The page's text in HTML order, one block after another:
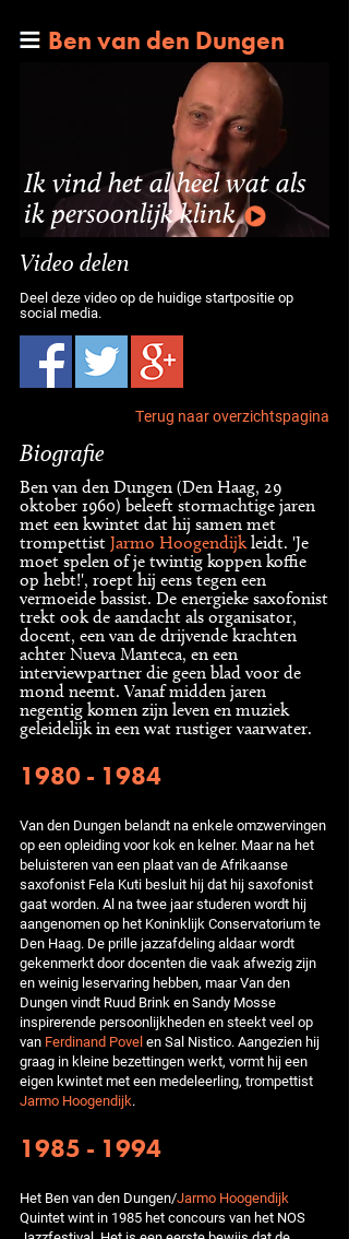
Ben van den Dungen
Ik vind het al heel wat als
ik persoonlijk klink
Video delen
Deel deze video op de huidige startpositie op
social media.
Terug naar overzichtspagina
Biografie
Ben van den Dungen (Den Haag, 29
oktober 1960) beleeft stormachtige jaren
met een kwintet dat hij samen met
trompettist Jarmo Hoogendijkleidt. 'Je
moet spelen of je twintig koppen koffie
op hebt!', roept hij eens tegen een
vermoeide bassist. De energieke saxofonist
trekt ook de aandacht als organisator,
docent, een van de drijvende krachten
achter Nueva Manteca, en een
interviewpartner die geen blad voor de
mond neemt. Vanaf midden jaren
negentig komen zijn leven en muziek
geleidelijk in een wat rustiger vaarwater.
1980 - 1984
Van den Dungen belandt na enkele omzwervingen
op een opleiding voor kok en kelner. Maar na het
beluisteren van een plaat van de Afrikaanse
saxofonist Fela Kuti besluit hij dat hij saxofonist
gaat worden. Al na twee jaar studeren wordt hij
aangenomen op het Koninklijk Conservatorium te
Den Haag. De prille jazzafdeling aldaar wordt
gekenmerkt door docenten die vaak afwezig zijn
en weinig leservaring hebben, maar Van den
Dungen vindt Ruud Brink en Sandy Mosse
inspirerende persoonlijkheden en steekt veel op
van Ferdinand Povelen Sal Nistico. Aangezien hij
graag in kleine bezettingen werkt, vormt hij een
eigen kwintet met een medeleerling, trompettist
Jarmo Hoogendijk.
1985 - 1994
Het Ben van den Dungen/Jarmo Hoogendijk
Quintet wint in 1985 het concours van het NOS